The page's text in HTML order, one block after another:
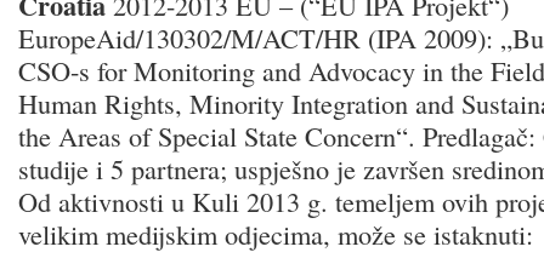
EuropeAid/130302/M/ACT/HR (IPA 2009):
CSO-s for Monitoring and Advocacy in the
Human Rights, Minority Integration and
the Areas of Special State Concern“.
studije i 5 partnera; uspješno je završen
Od aktivnosti u Kuli 2013 g. temeljem ovih
velikim medijskim odjecima, može se istaknuti: